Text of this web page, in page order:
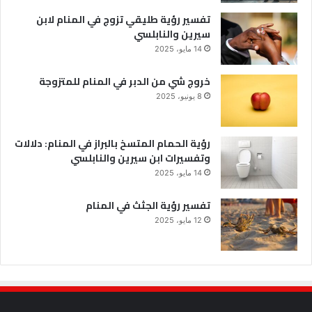
تفسير رؤية طليقي تزوج في المنام لابن
سيرين والنابلسي
14 مايو، 2025
خروج شي من الدبر في المنام للمتزوجة
8 يونيو، 2025
رؤية الحمام المتسخ بالبراز في المنام: دلالات
وتفسيرات ابن سيرين والنابلسي
14 مايو، 2025
تفسير رؤية الجثث في المنام
12 مايو، 2025